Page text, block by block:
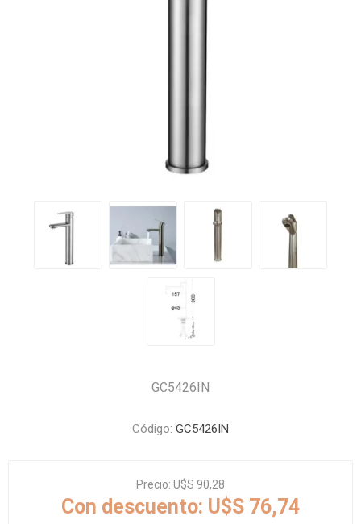
GC5426IN
Código: GC5426IN
Precio: U$S 90,28
Con descuento: U$S 76,74